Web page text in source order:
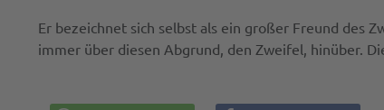
Er bezeichnet sich selbst als ein großer Freund des
immer über diesen Abgrund, den Zweifel, hinüber.